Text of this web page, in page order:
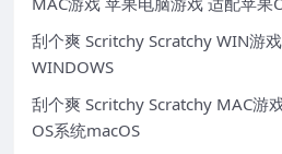
刮个爽 Scritchy Scratchy WIN游
WINDOWS
刮个爽 Scritchy Scratchy MAC游
OS系统macOS